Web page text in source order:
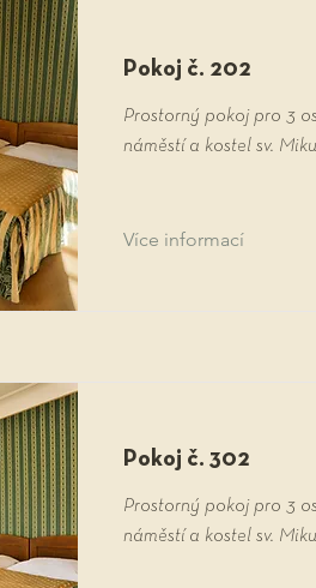
Pokoj č. 202
Prostorný pokoj pro 3
náměstí a kostel sv.
Více informací
Pokoj č. 302
Prostorný pokoj pro 3
náměstí a kostel sv.